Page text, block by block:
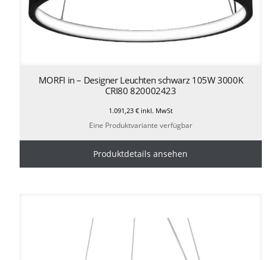
MORFI in – Designer Leuchten schwarz 105W 3000K
CRI80 820002423
1.091,23 €inkl. MwSt
Eine Produktvariante verfügbar
Produktdetails ansehen